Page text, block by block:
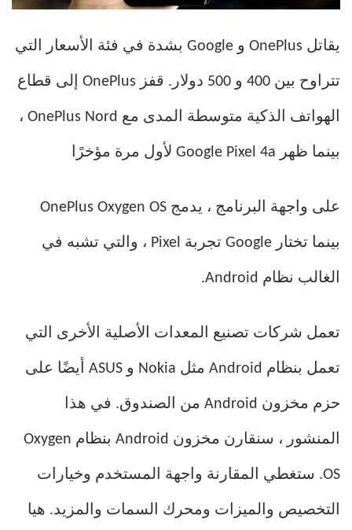
يقاتل OnePlus و Google بشدة في فئة الأسعار التي
تتراوح بين 400 و 500 دولار. قفز OnePlus إلى قطاع
الهواتف الذكية متوسطة المدى مع OnePlus Nord ،
بينما ظهر Google Pixel 4a لأول مرة مؤخرًا
على واجهة البرنامج ، يدمج OnePlus Oxygen OS
بينما تختار Google تجربة Pixel ، والتي تشبه في
الغالب نظام Android.
تعمل شركات تصنيع المعدات الأصلية الأخرى التي
تعمل بنظام Android مثل Nokia و ASUS أيضًا على
حزم مخزون Android من الصندوق. في هذا
المنشور ، سنقارن مخزون Android بنظام Oxygen
OS. ستغطي المقارنة واجهة المستخدم وخيارات
التخصيص والميزات ومحرك السمات والمزيد. هيا